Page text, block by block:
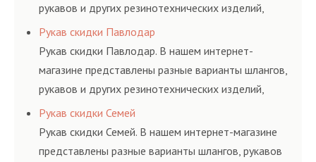
рукавов и других резинотехнических изделий,
соответствующих ГОСТам, техническим условиям
и нормативам.
Рукав скидки Павлодар
Рукав скидки Павлодар. В нашем интернет-
магазине представлены разные варианты шлангов,
рукавов и других резинотехнических изделий,
соответствующих ГОСТам, техническим условиям
и нормативам.
Рукав скидки Семей
Рукав скидки Семей. В нашем интернет-магазине
представлены разные варианты шлангов, рукавов